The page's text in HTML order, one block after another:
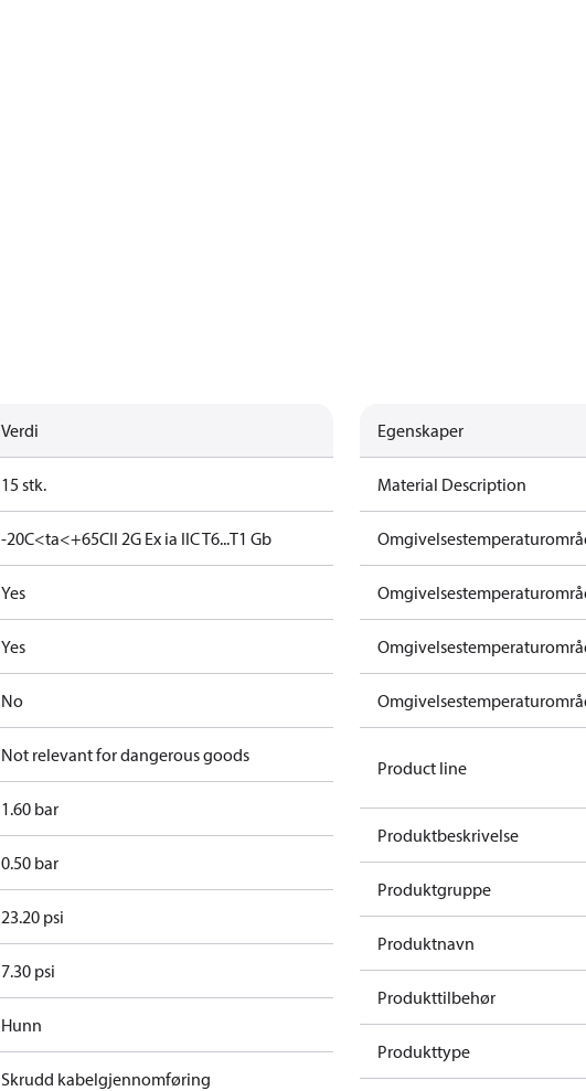
Verdi
15 stk.
-20C<ta<+65CII 2G Ex ia IIC T6...T1 Gb
Yes
Yes
No
Not relevant for dangerous goods
1.60 bar
0.50 bar
23.20 psi
7.30 psi
Hunn
Skrudd kabelgjennomføring
Egenskaper
Material Description
Product line
Produktbeskrivelse
Produktgruppe
Produktnavn
Produkttilbehør
Produkttype